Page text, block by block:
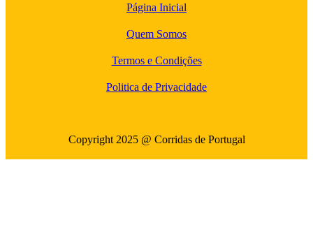
Página Inicial
Quem Somos
Termos e Condições
Politica de Privacidade
Copyright 2025 @ Corridas de Portugal